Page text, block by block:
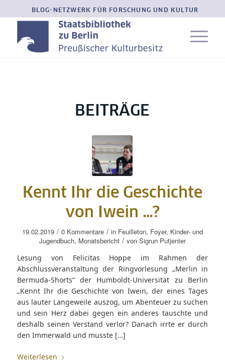
BLOG-NETZWERK FÜR FORSCHUNG UND KULTUR
BEITRÄGE
Kennt Ihr die Geschichte
von Iwein …?
19.02.2019 / 0 Kommentare / in Feuilleton, Foyer, Kinder- und
Jugendbuch, Monatsbericht / von Sigrun Putjenter
Lesung von Felicitas Hoppe im Rahmen der
Abschlussveranstaltung der Ringvorlesung „Merlin in
Bermuda-Shorts“ der Humboldt-Universität zu Berlin
„Kennt Ihr die Geschichte von Iwein, der eines Tages
aus lauter Langeweile auszog, um Abenteuer zu suchen
und sein Herz dabei gegen ein anderes tauschte und
deshalb seinen Verstand verlor? Danach irrte er durch
den Immerwald und musste […]
Weiterlesen